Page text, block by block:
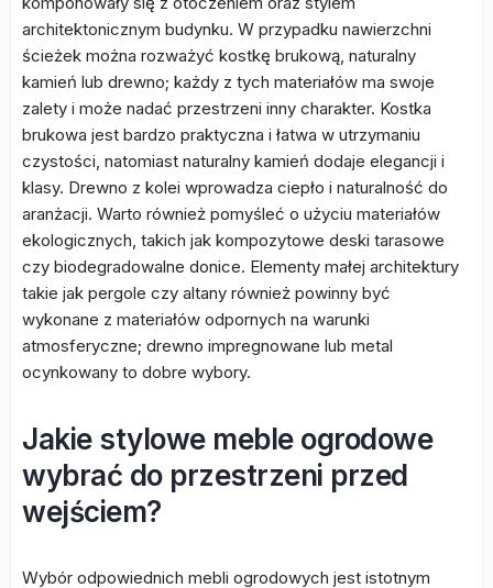
architektonicznym budynku. W przypadku nawierzchni
ścieżek można rozważyć kostkę brukową, naturalny
kamień lub drewno; każdy z tych materiałów ma swoje
zalety i może nadać przestrzeni inny charakter. Kostka
brukowa jest bardzo praktyczna i łatwa w utrzymaniu
czystości, natomiast naturalny kamień dodaje elegancji i
klasy. Drewno z kolei wprowadza ciepło i naturalność do
aranżacji. Warto również pomyśleć o użyciu materiałów
ekologicznych, takich jak kompozytowe deski tarasowe
czy biodegradowalne donice. Elementy małej architektury
takie jak pergole czy altany również powinny być
wykonane z materiałów odpornych na warunki
atmosferyczne; drewno impregnowane lub metal
ocynkowany to dobre wybory.
Jakie stylowe meble ogrodowe
wybrać do przestrzeni przed
wejściem?
Wybór odpowiednich mebli ogrodowych jest istotnym